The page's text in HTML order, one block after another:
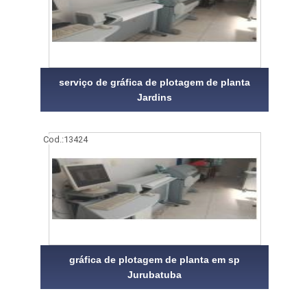
serviço de gráfica de plotagem de planta
Jardins
Cod.:13424
gráfica de plotagem de planta em sp
Jurubatuba